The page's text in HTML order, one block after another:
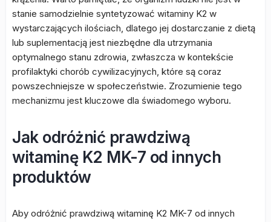
stanie samodzielnie syntetyzować witaminy K2 w
wystarczających ilościach, dlatego jej dostarczanie z dietą
lub suplementacją jest niezbędne dla utrzymania
optymalnego stanu zdrowia, zwłaszcza w kontekście
profilaktyki chorób cywilizacyjnych, które są coraz
powszechniejsze w społeczeństwie. Zrozumienie tego
mechanizmu jest kluczowe dla świadomego wyboru.
Jak odróżnić prawdziwą
witaminę K2 MK-7 od innych
produktów
Aby odróżnić prawdziwą witaminę K2 MK-7 od innych